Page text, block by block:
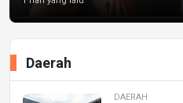
Daerah
DAERAH